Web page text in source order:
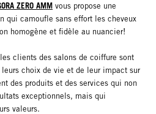
ZERO AMM vous propose une
qui camoufle sans effort les cheveux
homogène et fidèle au nuancier!
clients des salons de coiffure sont
choix de vie et de leur impact sur
des produits et des services qui non
exceptionnels, mais qui
valeurs.